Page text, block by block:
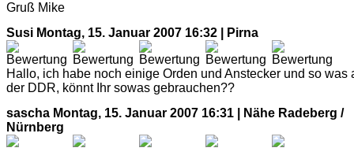
Gruß Mike
Susi Montag, 15. Januar 2007 16:32 | Pirna
Hallo, ich habe noch einige Orden und Anstecker und so was
der DDR, könnt Ihr sowas gebrauchen??
sascha Montag, 15. Januar 2007 16:31 | Nähe Radeberg /
Nürnberg